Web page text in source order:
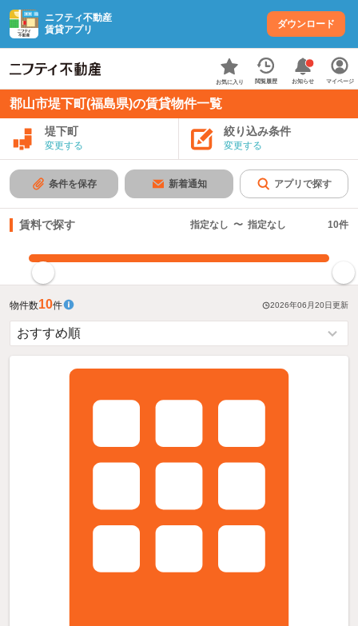
ニフティ不動産
賃貸アプリ
ダウンロード
お気に入り 閲覧履歴 お知らせ マイページ
郡山市堤下町(福島県)の賃貸物件一覧
堤下町
変更する
絞り込み条件
変更する
条件を保存 新着通知 アプリで探す
賃料で探す 指定なし 〜 指定なし 10件
物件数10件 2026年06月20日更新